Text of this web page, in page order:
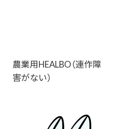
農業用HEALBO（連作障
害がない）